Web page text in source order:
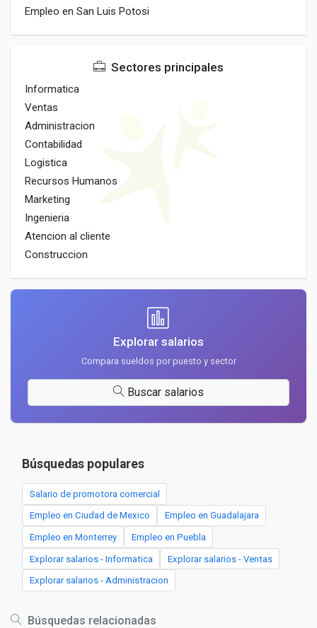
Empleo en San Luis Potosi
Sectores principales
Informatica
Ventas
Administracion
Contabilidad
Logistica
Recursos Humanos
Marketing
Ingenieria
Atencion al cliente
Construccion
Explorar salarios
Compara sueldos por puesto y sector
Buscar salarios
Búsquedas populares
Salario de promotora comercial
Empleo en Ciudad de Mexico Empleo en Guadalajara
Empleo en Monterrey Empleo en Puebla
Explorar salarios - Informatica Explorar salarios - Ventas
Explorar salarios - Administracion
Búsquedas relacionadas